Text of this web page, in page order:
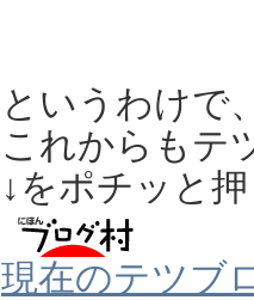
というわ
これからも
↓をポチッ
現在のテツブ